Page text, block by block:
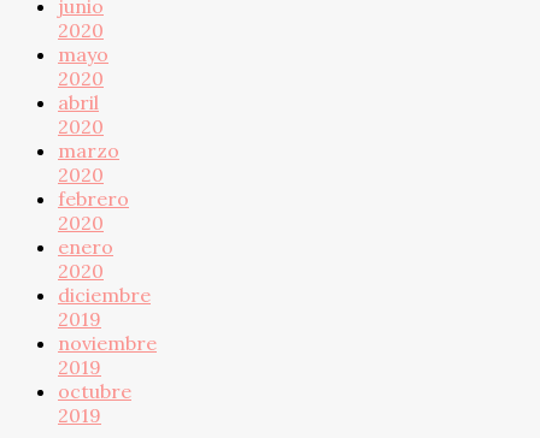
junio
2020
mayo
2020
abril
2020
marzo
2020
febrero
2020
enero
2020
diciembre
2019
noviembre
2019
octubre
2019